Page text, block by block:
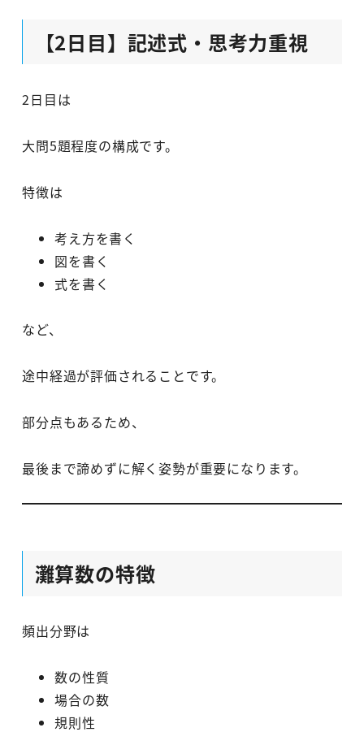
【2日目】記述式・思考力重視
2日目は
大問5題程度の構成です。
特徴は
考え方を書く
図を書く
式を書く
など、
途中経過が評価されることです。
部分点もあるため、
最後まで諦めずに解く姿勢が重要になります。
灘算数の特徴
頻出分野は
数の性質
場合の数
規則性